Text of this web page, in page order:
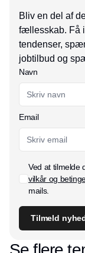
Bliv en del af
fællesskab. Få
tendenser,
jobtilbud og
Navn
Email
Ved at tilmelde
vilkår og
mails.
Tilmeld